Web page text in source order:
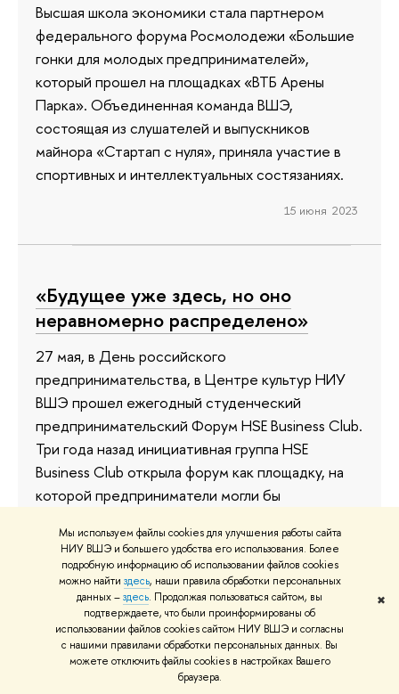
Мы используем файлы cookies для улучшения работы сайта
НИУ ВШЭ и большего удобства его использования. Более
подробную информацию об использовании файлов cookies
можно найти здесь, наши правила обработки персональных
данных –здесь. Продолжая пользоваться сайтом, вы
подтверждаете, что были проинформированы об
использовании файлов cookies сайтом НИУ ВШЭ и согласны
с нашими правилами обработки персональных данных. Вы
можете отключить файлы cookies в настройках Вашего
браузера.
✖
Высшая школа экономики стала партнером
федерального форума Росмолодежи «Большие
гонки для молодых предпринимателей»,
который прошел на площадках «ВТБ Арены
Парка». Объединенная команда ВШЭ,
состоящая из слушателей и выпускников
майнора «Стартап с нуля», приняла участие в
спортивных и интеллектуальных состязаниях.
15 июня 2023
«Будущее уже здесь, но оно
неравномерно распределено»
27 мая, в День российского
предпринимательства, в Центре культур НИУ
ВШЭ прошел ежегодный студенческий
предпринимательский Форум HSE Business Club.
Три года назад инициативная группа HSE
Business Club открыла форум как площадку, на
которой предприниматели могли бы
в СНГ студенческий бизнес-форум. В этом году
на мероприятие зарегистрировалось
рекордное число гостей — 1900 человек.